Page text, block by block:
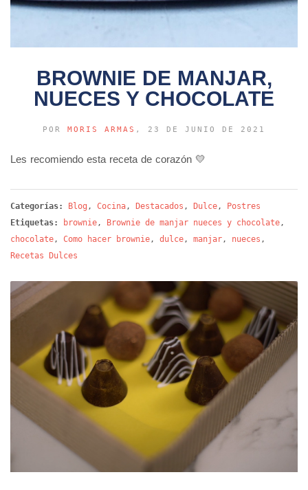
BROWNIE DE MANJAR,
NUECES Y CHOCOLATE
POR MORIS ARMAS , 23 DE JUNIO DE 2021
Les recomiendo esta receta de corazón 💛
Categorías: Blog , Cocina, Destacados , Dulce,
Postres
Etiquetas:
brownie, Brownie de manjar nueces y chocolate,
chocolate, Como hacer brownie, dulce, manjar, nueces ,
Recetas Dulces